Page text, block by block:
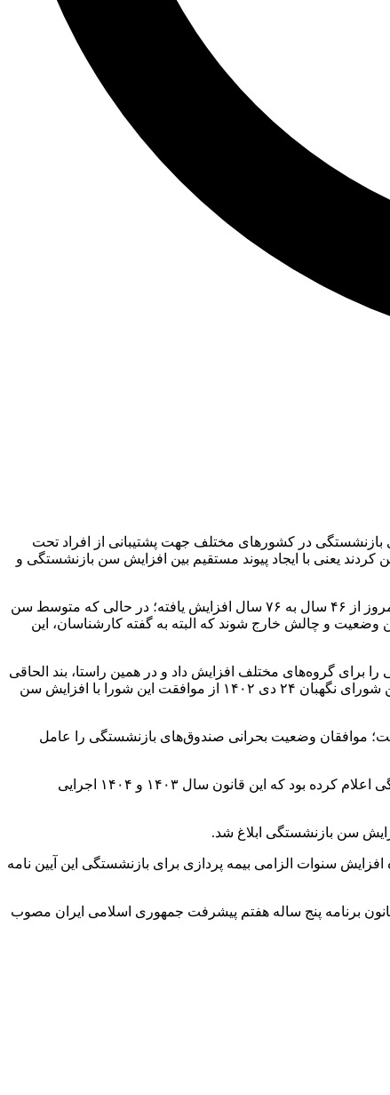
بازنشستگی در کشورهای مختلف جهت پشتیبانی از افراد تحت
چنین شرایطی، برخی از کشورها سن بازنشستگی را افزایش دادند و حتی حداقل سن بازنشستگی را ۶۷ سال تعیین کردند یعنی با ایجاد پیوند مستقیم بین افزایش سن بازنشستگی و
ایران نیز از این قاعده کلی مستثنا نیست؛ متوسط سن بازنشستگی در ایران ۵۱ سال است و سن امید به زندگی در ایران از سال ۱۳۳۰ تا به امروز از ۴۶ سال به ۷۶ سال افزایش یافته؛ در حالی که متوسط سن
از این وضعیت و چالش خارج شوند که البته به گفته کارشناسان، این
گروه‌های مختلف افزایش داد و در همین راستا، بند الحاقی
بند خ ماده ۲۹ لایحه در جلسه علنی روز ۲۸ آبان سال گذشته با موافقت دولت و کمیسیون برنامه به رأی گذاشته شد و به تصویب رسید همچنین شورای نگهبان ۲۴ دی ۱۴۰۲ از موافقت این شورا با افزایش سن
موافقان وضعیت بحرانی صندوق‌های بازنشستگی را عامل
سید صولت مرتضوی وزیر تعاون کار و رفاه اجتماعی دولت سیزدهم ۲۵ بهمن سال گذشته در مورد زمان اجرای قانون افزایش سن بازنشستگی اعلام کرده بود که این قانون سال ۱۴۰۳ و ۱۴۰۴ اجرایی
سن بازنشستگی ابلاغ شد.
اسلامی ایران درباره نحوه افزایش سنوات الزامی بیمه پردازی برای بازنشستگی این آیین نامه
در جلسه ۲۴ بهمن ۱۴۰۳ به پیشنهاد شماره ۱۵۷۲۷۷ تاریخ ۷ آذر ۱۴۰۳ وزارت تعاون، کار و رفاه اجتماعی و به استناد ماده (۲۹) قانون برنامه پنج ساله هفتم پیشرفت جمهوری اسلامی ایران مصوب